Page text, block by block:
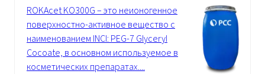
ROKAcet KO300G – это неионогенное
поверхностно-активное вещество с
наименованием INCI: PEG-7 Glyceryl
Cocoate, в основном используемое в
косметических препаратах....